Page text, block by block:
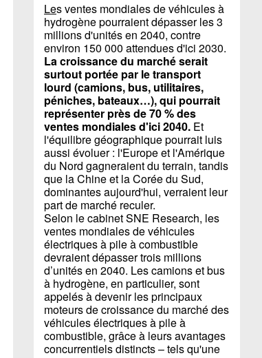
Les ventes mondiales de véhicules à
hydrogène pourraient dépasser les 3
millions d'unités en 2040, contre
environ 150 000 attendues d'ici 2030.
La croissance du marché serait
surtout portée par le transport
lourd (camions, bus, utilitaires,
péniches, bateaux…), qui pourrait
représenter près de 70 % des
ventes mondiales d'ici 2040. Et
l'équilibre géographique pourrait luis
aussi évoluer : l'Europe et l'Amérique
du Nord gagneraient du terrain, tandis
que la Chine et la Corée du Sud,
dominantes aujourd'hui, verraient leur
part de marché reculer.
Selon le cabinet SNE Research, les
ventes mondiales de véhicules
électriques à pile à combustible
devraient dépasser trois millions
d’unités en 2040. Les camions et bus
à hydrogène, en particulier, sont
appelés à devenir les principaux
moteurs de croissance du marché des
véhicules électriques à pile à
combustible, grâce à leurs avantages
concurrentiels distincts – tels qu'une